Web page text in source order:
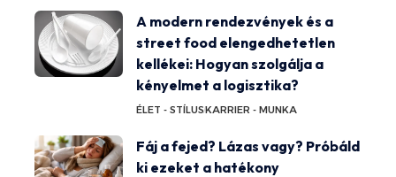
A modern rendezvények és a
street food elengedhetetlen
kellékei: Hogyan szolgálja a
kényelmet a logisztika?
ÉLET - STÍLUSKARRIER - MUNKA
Fáj a fejed? Lázas vagy? Próbáld
ki ezeket a hatékony